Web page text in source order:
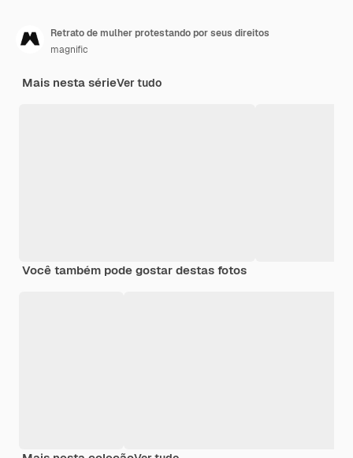
Retrato de mulher protestando por seus direitos
magnific
Mais nesta sérieVer tudo
Você também pode gostar destas fotos